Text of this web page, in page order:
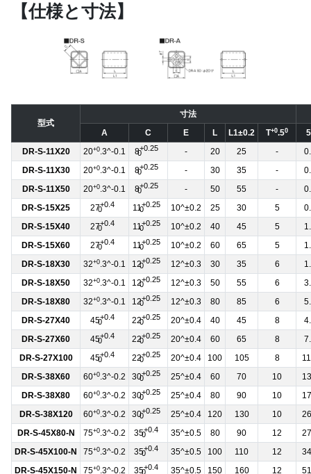
【仕様と寸法】
型式
寸法
A
C E L L1±0.2 T+0.50
DR-S-11X20
20+0.3^-0.1 8+0.25
0 - 20 25 -
DR-S-11X30
20+0.3^-0.1 8+0.25
0 - 30 35 -
DR-S-11X50
20+0.3^-0.1 8+0.25
0 - 50 55 -
DR-S-15X25
27+0.4
0 11+0.25
0 10^±0.2 25 30 5
DR-S-15X40
27+0.4
0 11+0.25
0 10^±0.2 40 45 5
DR-S-15X60
27+0.4
0 11+0.25
0 10^±0.2 60 65 5
DR-S-18X30
32+0.3^-0.1 12+0.25
0 12^±0.3 30 35 6
DR-S-18X50
32+0.3^-0.1 12+0.25
0 12^±0.3 50 55 6
DR-S-18X80
32+0.3^-0.1 12+0.25
0 12^±0.3 80 85 6
DR-S-27X40
45+0.4
0 22+0.25
0 20^±0.4 40 45 8
DR-S-27X60
45+0.4
0 22+0.25
0 20^±0.4 60 65 8
DR-S-27X100
45+0.4
0 22+0.25
0 20^±0.4 100 105 8
DR-S-38X60
60+0.3^-0.2 30+0.25
0 25^±0.4 60 70 10
DR-S-38X80
60+0.3^-0.2 30+0.25
0 25^±0.4 80 90 10
DR-S-38X120
60+0.3^-0.2 30+0.25
0 25^±0.4 120 130 10
DR-S-45X80-N
75+0.3^-0.2 35+0.4
0 35^±0.5 80 90 12
DR-S-45X100-N
75+0.3^-0.2 35+0.4
0 35^±0.5 100 110 12
DR-S-45X150-N
75+0.3^-0.2 35+0.4
0 35^±0.5 150 160 12